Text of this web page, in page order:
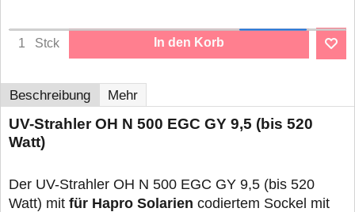
Stck In den Korb
Beschreibung Mehr
UV-Strahler OH N 500 EGC GY 9,5 (bis 520
Watt)
Der UV-Strahler OH N 500 EGC GY 9,5 (bis 520
Watt) mit für Hapro Solarien codiertem Sockel mit